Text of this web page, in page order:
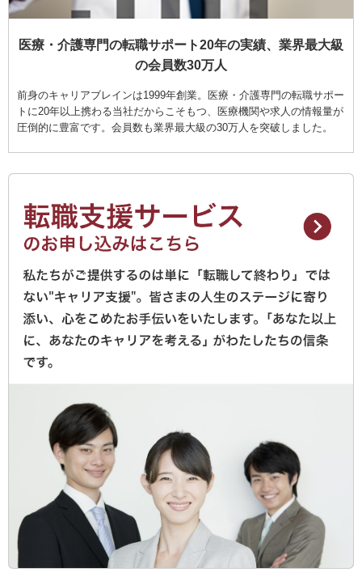
医療・介護専門の転職サポート20年の実績、業界最大級
の会員数30万人
前身のキャリアブレインは1999年創業。医療・介護専門の転職サポー
トに20年以上携わる当社だからこそもつ、医療機関や求人の情報量が
圧倒的に豊富です。会員数も業界最大級の30万人を突破しました。